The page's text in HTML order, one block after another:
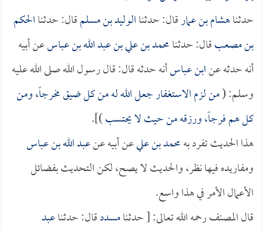
حدثناهشام بن عمارقال: حدثناالوليد بن مسلمقال: حدثناالحكم
بن مصعبقال: حدثنامحمد بن علي بن عبد الله بن عباسعن أبيه
أنه حدثه عنابن عباسأنه حدثه قال: قال رسول الله صلى الله عليه
وسلم: (من لزم الاستغفار جعل الله له من كل ضيق مخرجاً، ومن
كل هم فرجاً، ورزقه من حيث لا يحتسب)].
هذا الحديث تفرد بهمحمد بن عليعن أبيه عنعبد الله بن عباس
ومفاريده فيها نظر، والحديث لا يصح، لكن التحديث بفضائل
الأعمال الأمر في هذا واسع.
قال المصنف رحمه الله تعالى: [ حدثنامسددقال: حدثناعبد